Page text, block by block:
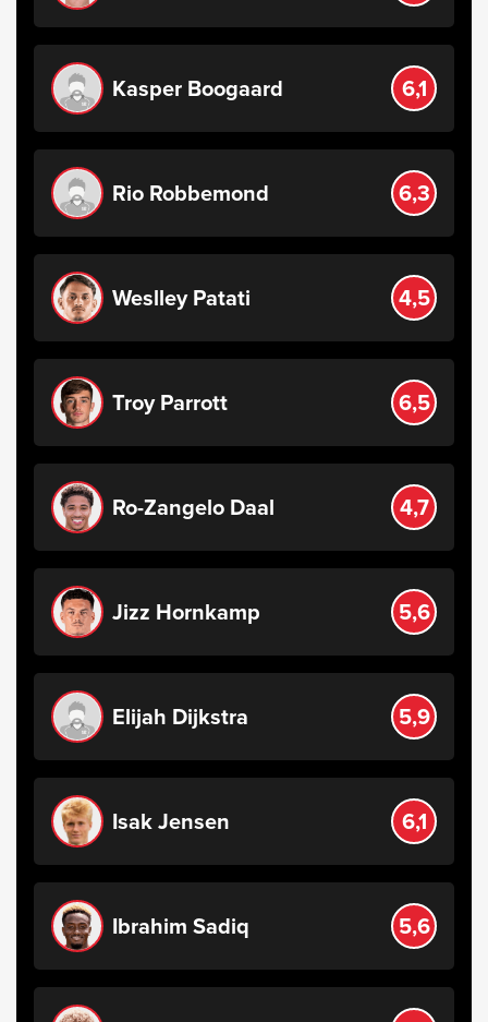
Kasper Boogaard 6,1
Rio Robbemond 6,3
Weslley Patati 4,5
Troy Parrott 6,5
Ro-Zangelo Daal 4,7
Jizz Hornkamp 5,6
Elijah Dijkstra 5,9
Isak Jensen 6,1
Ibrahim Sadiq 5,6